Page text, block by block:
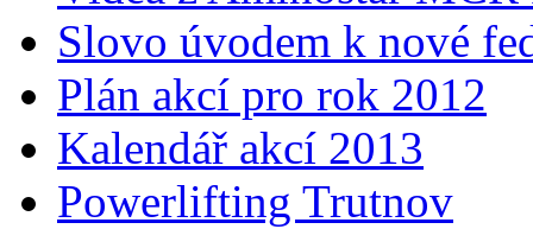
Slovo úvodem k nové
Plán akcí pro rok 2012
Kalendář akcí 2013
Powerlifting Trutnov